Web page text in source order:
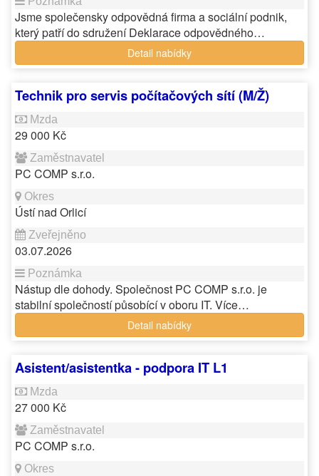
Jsme společensky odpovědná firma a sociální podnik,
který patří do sdružení Deklarace odpovědného…
Detail nabídky
Technik pro servis počítačových sítí (M/Ž)
29 000 Kč
PC COMP s.r.o.
Ústí nad Orlicí
03.07.2026
Nástup dle dohody. Společnost PC COMP s.r.o. je
stabilní společností působící v oboru IT. Více…
Detail nabídky
Asistent/asistentka - podpora IT L1
27 000 Kč
PC COMP s.r.o.